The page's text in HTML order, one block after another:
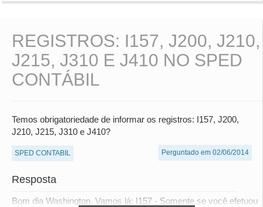
REGISTROS: I157, J200, J210,
J215, J310 E J410 NO SPED
CONTÁBIL
Temos obrigatoriedade de informar os registros: I157, J200,
J210, J215, J310 e J410?
SPED CONTABIL Perguntado em 02/06/2014
Resposta
Bom dia Washington, Vamos lá: I157 - Somente se você efetuou